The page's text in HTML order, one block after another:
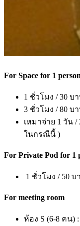
For Space for 1 person
1 ชั่วโมง / 30 บ
3 ชั่วโมง / 80 บ
เหมาจ่าย 1 วัน
ในกรณีนี้ )
For Private Pod for 1
1 ชั่วโมง / 50 บ
For meeting room
ห้อง S (6-8 คน)